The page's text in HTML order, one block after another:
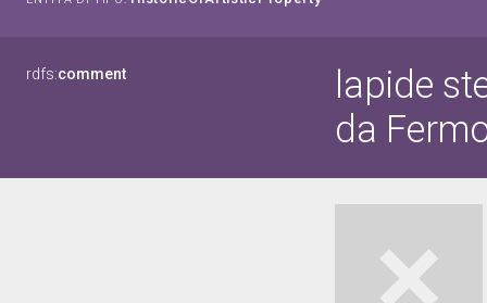
rdfs:comment
lapide
da